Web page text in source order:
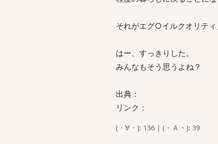
それがエグ○イルクオリテ
はー、すっきりした。
みんなもそう思うよね？
出典：
リンク：
(・∀・): 136 | (・Ａ・): 39